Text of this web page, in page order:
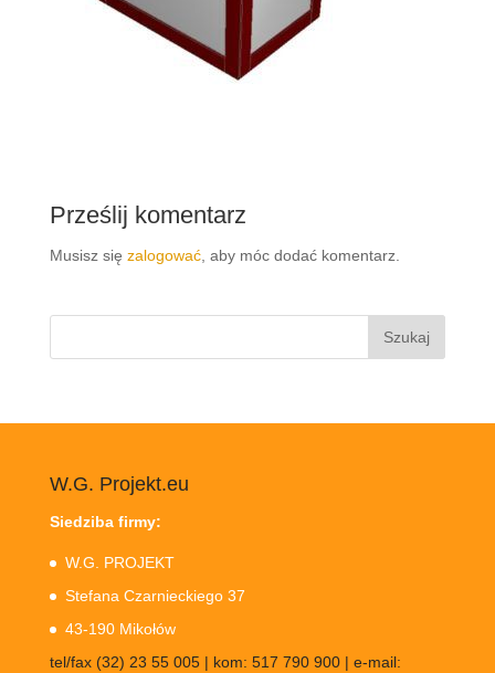
Prześlij komentarz
Musisz się zalogować, aby móc dodać komentarz.
Szukaj:
W.G. Projekt.eu
Siedziba firmy:
W.G. PROJEKT
Stefana Czarnieckiego 37
43-190 Mikołów
tel/fax (32) 23 55 005 | kom: 517 790 900 | e-mail: